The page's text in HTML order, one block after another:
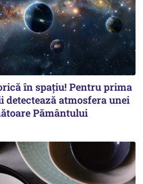
în spațiu! Pentru prima
detectează atmosfera unei
Pământului